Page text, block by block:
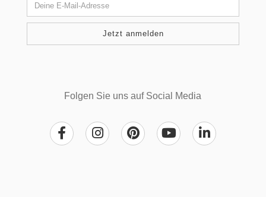
Folgen Sie uns auf Social Media